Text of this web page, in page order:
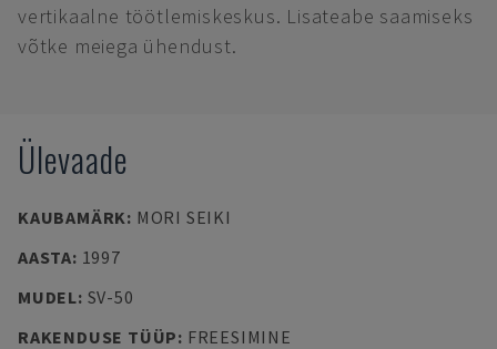
vertikaalne töötlemiskeskus. Lisateabe saamiseks
võtke meiega ühendust.
Ülevaade
KAUBAMÄRK: MORI SEIKI
AASTA: 1997
MUDEL: SV-50
RAKENDUSE TÜÜP: FREESIMINE